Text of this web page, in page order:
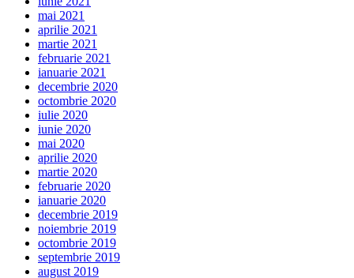
mai 2021
aprilie 2021
martie 2021
februarie 2021
ianuarie 2021
decembrie 2020
octombrie 2020
iulie 2020
iunie 2020
mai 2020
aprilie 2020
martie 2020
februarie 2020
ianuarie 2020
decembrie 2019
noiembrie 2019
octombrie 2019
septembrie 2019
august 2019